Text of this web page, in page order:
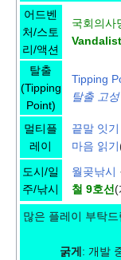
어드벤
처/스토
리/액션
국회의사
탈출
(Tipping
Point)
Tipping
탈출 고성
멀티플
레이
끝말 잇기
마음 읽기
도시/일
주/낚시
월곶낚시 ·
철 9호선(
많은 플레이 부탁
굵게 : 개발